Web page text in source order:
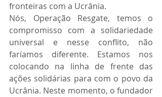
fronteiras com a Ucrânia.
Nós, Operação Resgate, temos o
compromisso com a solidariedade
universal e nesse conflito, não
faríamos diferente. Estamos nos
colocando na linha de frente das
ações solidárias para com o povo da
Ucrânia. Neste momento, o fundador